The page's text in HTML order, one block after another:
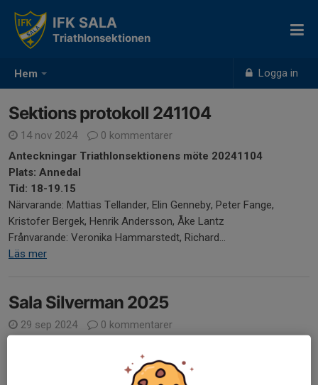
Hem Logga in
IFK SALA
Triathlonsektionen
Sektions protokoll 241104
14 nov 2024
0 kommentarer
Anteckningar Triathlonsektionens möte 20241104
Plats: Annedal
Tid: 18-19.15
Närvarande: Mattias Tellander, Elin Genneby, Peter Fange,
Kristofer Bergek, Henrik Andersson, Åke Lantz
Frånvarande: Veronika Hammarstedt, Richard...
Läs mer
Sala Silverman 2025
29 sep 2024
0 kommentarer
Datum för Sala Silverman Sprint Tävling, Motion och Stafett blir
fredagen den 29/8 med start kl 17:00